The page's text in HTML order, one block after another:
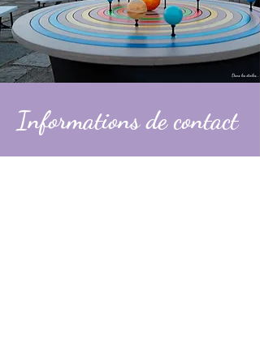
Informations de contact